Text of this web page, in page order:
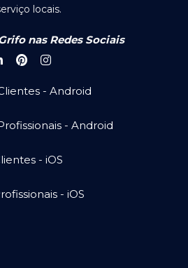
locais.
nas Redes Sociais
- Android
- Android
- iOS
- iOS